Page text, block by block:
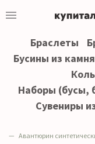
Браслеты
Бусины из
Наборы (бусы,
Сувениры
Авантюрин